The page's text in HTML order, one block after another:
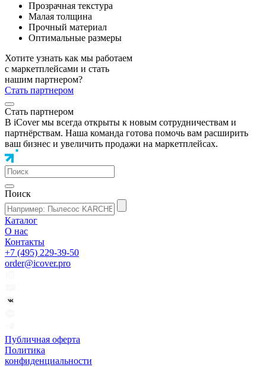
Прозрачная текстура
Малая толщина
Прочный материал
Оптимальные размеры
Хотите узнать как мы работаем
с маркетплейсами и стать
нашим партнером?
Стать партнером
Стать партнером
В iCover мы всегда открыты к новым сотрудничествам и
партнёрствам. Наша команда готова помочь вам расширить
ваш бизнес и увеличить продажи на маркетплейсах.
Поиск
Каталог
О нас
Контакты
+7 (495) 229-39-50
order@icover.pro
Публичная оферта
Политика
конфиденциальности